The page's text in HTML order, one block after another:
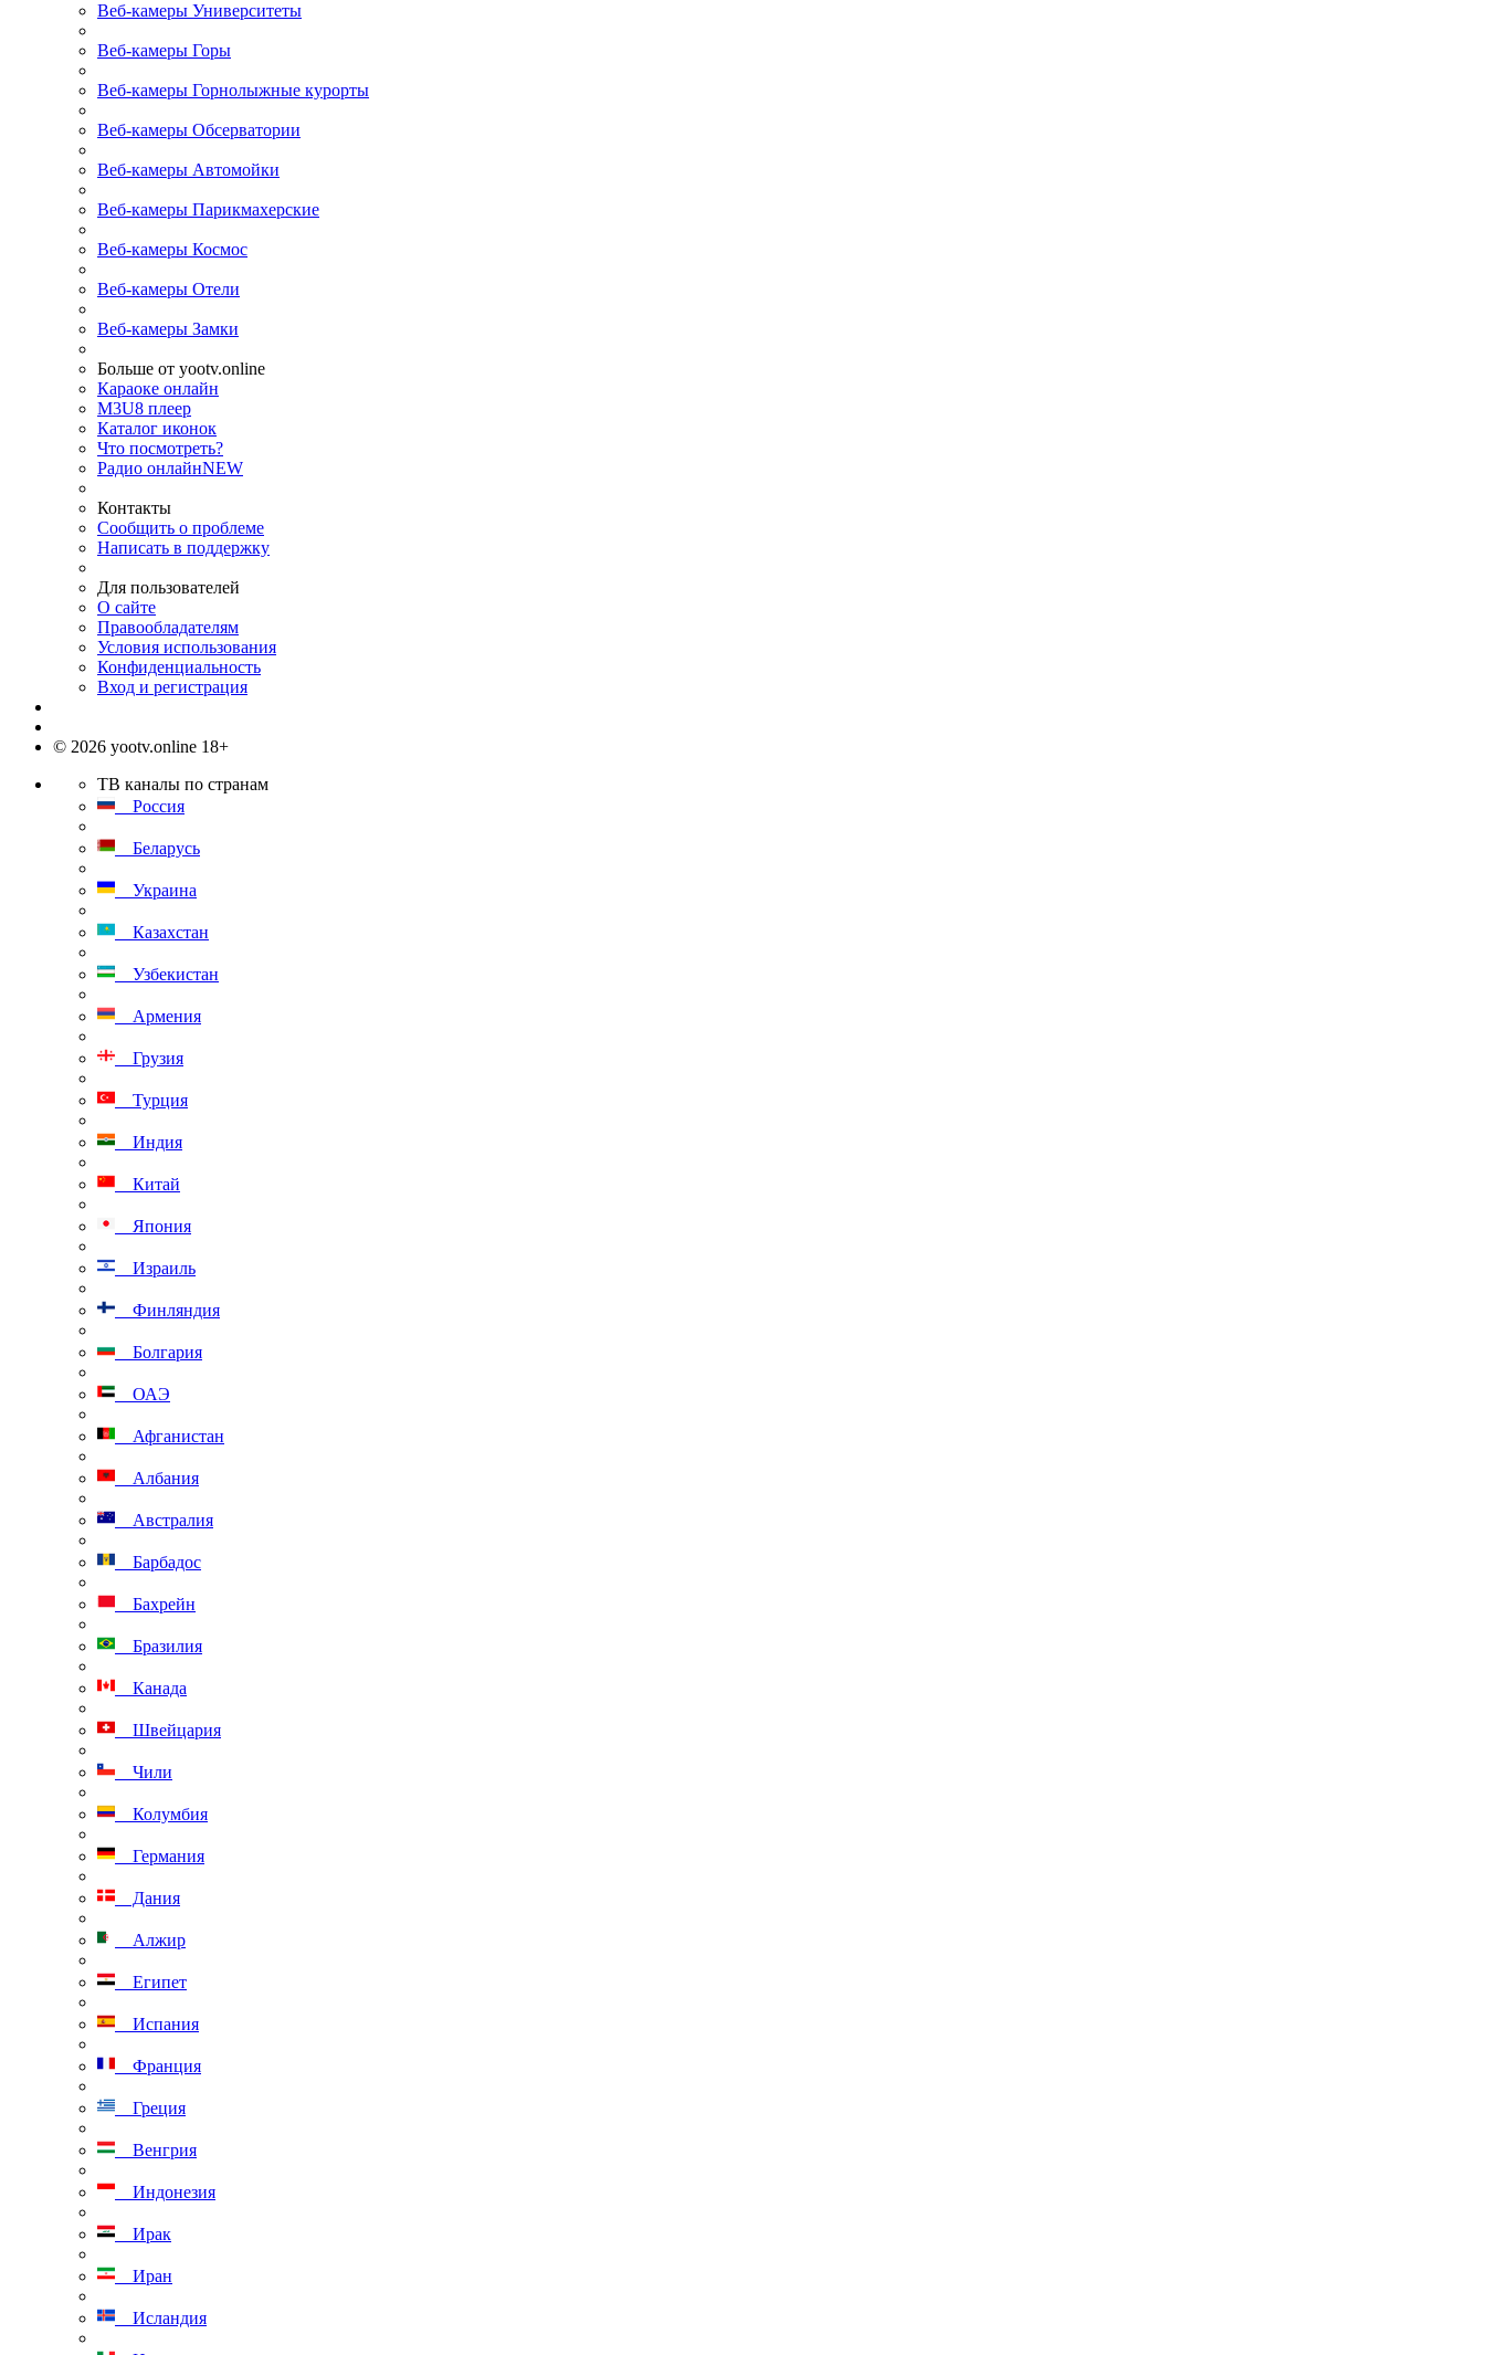
Веб-камеры Университеты
Веб-камеры Горы
Веб-камеры Горнолыжные курорты
Веб-камеры Обсерватории
Веб-камеры Автомойки
Веб-камеры Парикмахерские
Веб-камеры Космос
Веб-камеры Отели
Веб-камеры Замки
Больше от yootv.online
Караоке онлайн
M3U8 плеер
Каталог иконок
Что посмотреть?
Радио онлайнNEW
Контакты
Сообщить о проблеме
Написать в поддержку
Для пользователей
О сайте
Правообладателям
Условия использования
Конфиденциальность
Вход и регистрация
© 2026 yootv.online 18+
ТВ каналы по странам
Россия
Беларусь
Украина
Казахстан
Узбекистан
Армения
Грузия
Турция
Индия
Китай
Япония
Израиль
Финляндия
Болгария
ОАЭ
Афганистан
Албания
Австралия
Барбадос
Бахрейн
Бразилия
Канада
Швейцария
Чили
Колумбия
Германия
Дания
Алжир
Египет
Испания
Франция
Греция
Венгрия
Индонезия
Ирак
Иран
Исландия